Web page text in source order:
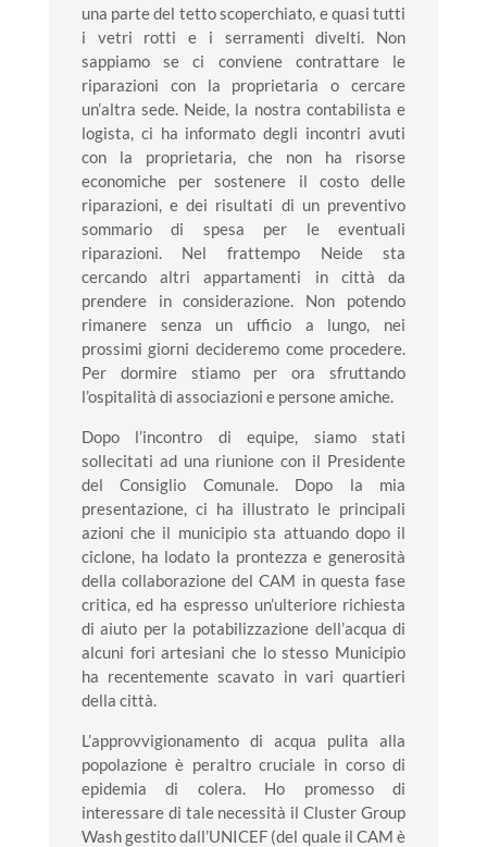
una parte del tetto scoperchiato, e quasi tutti
i vetri rotti e i serramenti divelti. Non
sappiamo se ci conviene contrattare le
riparazioni con la proprietaria o cercare
un’altra sede. Neide, la nostra contabilista e
logista, ci ha informato degli incontri avuti
con la proprietaria, che non ha risorse
economiche per sostenere il costo delle
riparazioni, e dei risultati di un preventivo
sommario di spesa per le eventuali
riparazioni. Nel frattempo Neide sta
cercando altri appartamenti in città da
prendere in considerazione. Non potendo
rimanere senza un ufficio a lungo, nei
prossimi giorni decideremo come procedere.
Per dormire stiamo per ora sfruttando
l’ospitalità di associazioni e persone amiche.
Dopo l’incontro di equipe, siamo stati
sollecitati ad una riunione con il Presidente
del Consiglio Comunale. Dopo la mia
presentazione, ci ha illustrato le principali
azioni che il municipio sta attuando dopo il
ciclone, ha lodato la prontezza e generosità
della collaborazione del CAM in questa fase
critica, ed ha espresso un’ulteriore richiesta
di aiuto per la potabilizzazione dell’acqua di
alcuni fori artesiani che lo stesso Municipio
ha recentemente scavato in vari quartieri
della città.
L’approvvigionamento di acqua pulita alla
popolazione è peraltro cruciale in corso di
epidemia di colera. Ho promesso di
interessare di tale necessità il Cluster Group
Wash gestito dall’UNICEF (del quale il CAM è